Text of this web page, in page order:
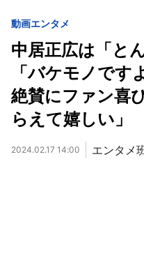
動画エンタメ
中居正広は「と
「バケモノで
絶賛にファン喜
らえて嬉しい」
2024.02.17 14:00 エンタメ